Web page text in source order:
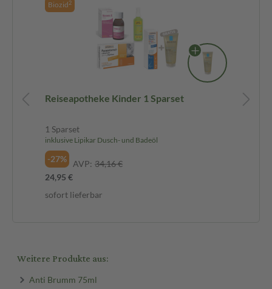
Biozid2
Reiseapotheke Kinder 1 Sparset
1 Sparset
inklusive Lipikar Dusch- und Badeöl
-27% AVP: 34,16 €
24,95 €
sofort lieferbar
Weitere Produkte aus:
Anti Brumm 75ml